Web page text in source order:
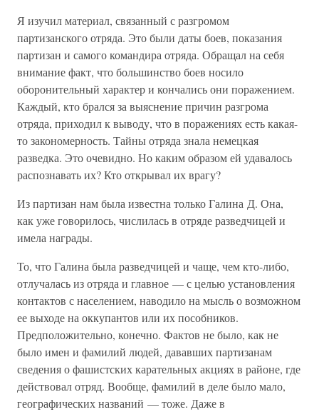
Я изучил материал, связанный с разгромом
партизанского отряда. Это были даты боев, показания
партизан и самого командира отряда. Обращал на себя
внимание факт, что большинство боев носило
оборонительный характер и кончались они поражением.
Каждый, кто брался за выяснение причин разгрома
отряда, приходил к выводу, что в поражениях есть какая-
то закономерность. Тайны отряда знала немецкая
разведка. Это очевидно. Но каким образом ей удавалось
распознавать их? Кто открывал их врагу?
Из партизан нам была известна только Галина Д. Она,
как уже говорилось, числилась в отряде разведчицей и
имела награды.
То, что Галина была разведчицей и чаще, чем кто-либо,
отлучалась из отряда и главное — с целью установления
контактов с населением, наводило на мысль о возможном
ее выходе на оккупантов или их пособников.
Предположительно, конечно. Фактов не было, как не
было имен и фамилий людей, дававших партизанам
сведения о фашистских карательных акциях в районе, где
действовал отряд. Вообще, фамилий в деле было мало,
географических названий — тоже. Даже в